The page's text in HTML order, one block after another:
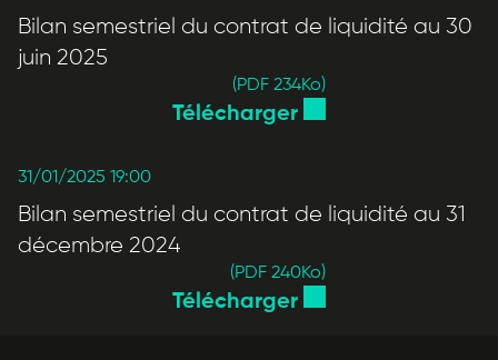
Bilan semestriel du contrat de liquidité au 30
juin 2025
(PDF 234Ko)
Télécharger
31/01/2025 19:00
Bilan semestriel du contrat de liquidité au 31
décembre 2024
(PDF 240Ko)
Télécharger